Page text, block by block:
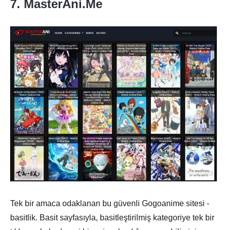
7. MasterAni.Me
Tek bir amaca odaklanan bu güvenli Gogoanime sitesi -
basitlik. Basit sayfasıyla, basitleştirilmiş kategoriye tek bir